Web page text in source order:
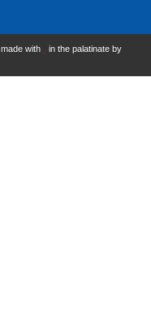
with
in the palatinate by